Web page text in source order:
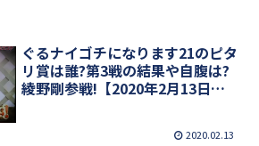
ぐるナイゴチになります21のピタ
リ賞は誰?第3戦の結果や自腹は?
綾野剛参戦!【2020年2月13日放
2020.02.13